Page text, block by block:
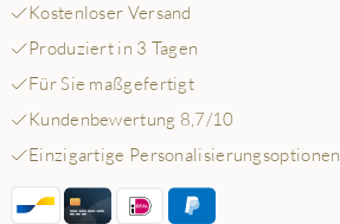
Kostenloser Versand
Produziert in 3 Tagen
Für Sie maßgefertigt
Kundenbewertung 8,7/10
Einzigartige Personalisierungsoptionen